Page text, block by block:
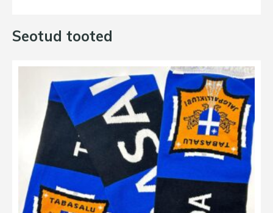
Seotud tooted